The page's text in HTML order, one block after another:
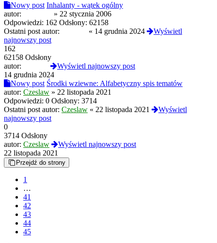
Nowy post Inhalanty - wątek ogólny
autor:
» 22 stycznia 2006
Odpowiedzi: 162 Odsłony: 62158
Ostatni post autor:
« 14 grudnia 2024
Wyświetl
najnowszy post
162
62158 Odsłony
autor:
Wyświetl najnowszy post
14 grudnia 2024
Nowy post Środki wziewne: Alfabetyczny spis tematów
autor: Czeslaw » 22 listopada 2021
Odpowiedzi: 0 Odsłony: 3714
Ostatni post autor: Czeslaw « 22 listopada 2021
Wyświetl
najnowszy post
0
3714 Odsłony
autor: Czeslaw
Wyświetl najnowszy post
22 listopada 2021
Przejdź do strony
1
…
41
42
43
44
45